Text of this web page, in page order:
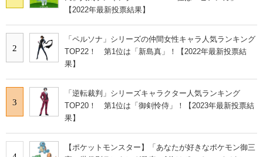
【2022年最新投票結果】
2
「ペルソナ」シリーズの仲間女性キャラ人気ランキング
TOP22！ 第1位は「新島真」！【2022年最新投票結
果】
3
「逆転裁判」シリーズキャラクター人気ランキング
TOP20！ 第1位は「御剣怜侍」！【2023年最新投票結
果】
【ポケットモンスター】「あなたが好きなポケモン御三